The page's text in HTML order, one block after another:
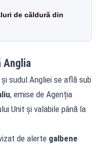
de căldură din
sudul Angliei se află sub
, emise de Agenția
Unit și valabile până la
de alerte galbene